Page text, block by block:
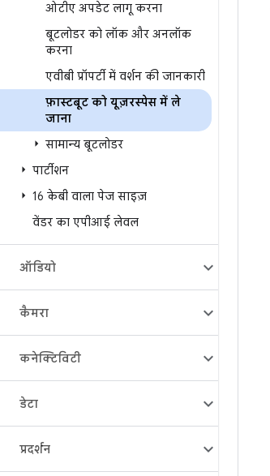
ओटीए अपडेट लागू करना
बूटलोडर को लॉक और अनलॉक
करना
एवीबी प्रॉपर्टी में वर्शन की जानकारी
फ़ास्टबूट को यूज़रस्पेस में ले
जाना
सामान्य बूटलोडर
पार्टीशन
16 केबी वाला पेज साइज़
वेंडर का एपीआई लेवल
ऑडियो
कैमरा
कनेक्टिविटी
डेटा
प्रदर्शन